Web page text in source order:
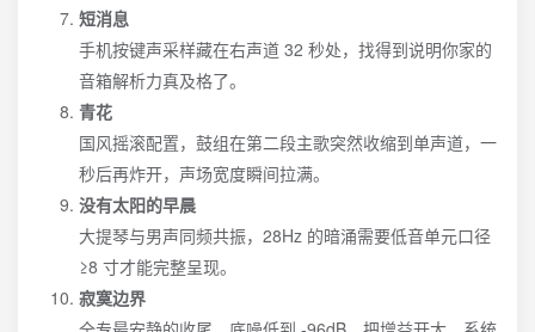
短消息
手机按键声采样藏在右声道 32 秒处，找得到说明你家的
音箱解析力真及格了。
青花
国风摇滚配置，鼓组在第二段主歌突然收缩到单声道，一
秒后再炸开，声场宽度瞬间拉满。
没有太阳的早晨
大提琴与男声同频共振，28Hz 的暗涌需要低音单元口径
≥8 寸才能完整呈现。
寂寞边界